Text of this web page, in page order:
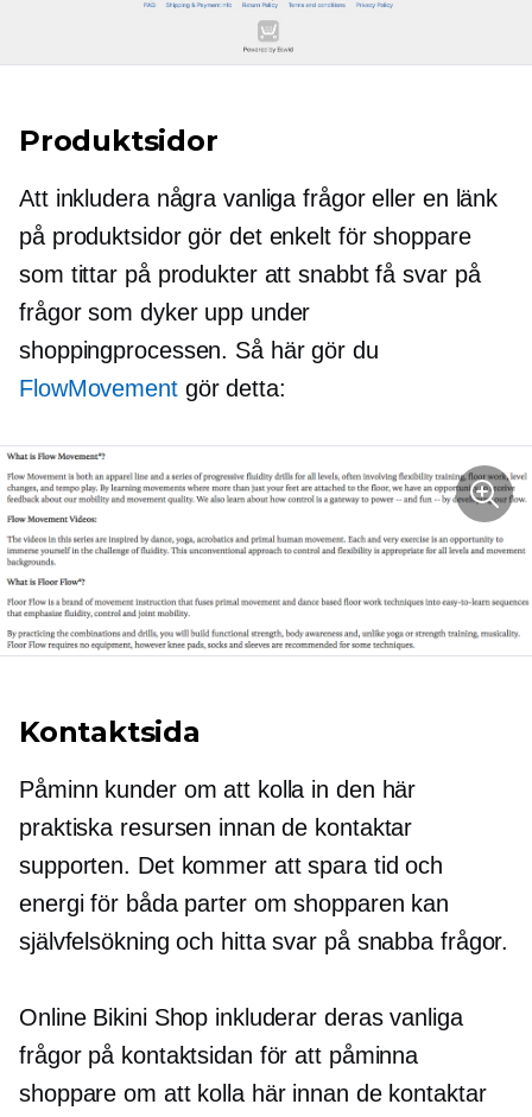
Produktsidor
Att inkludera några vanliga frågor eller en länk
på produktsidor gör det enkelt för shoppare
som tittar på produkter att snabbt få svar på
frågor som dyker upp under
shoppingprocessen. Så här gör du
FlowMovementgör detta:
Kontaktsida
Påminn kunder om att kolla in den här
praktiska resursen innan de kontaktar
supporten. Det kommer att spara tid och
energi för båda parter om shopparen kan
självfelsökning och hitta svar på snabba frågor.
Online Bikini Shop inkluderar deras vanliga
frågor på kontaktsidan för att påminna
shoppare om att kolla här innan de kontaktar